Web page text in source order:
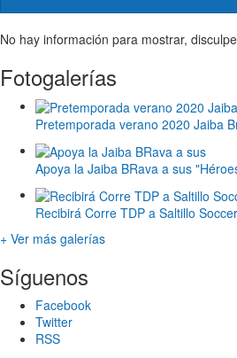
No hay información para mostrar,
Fotogalerías
Pretemporada verano 2020 Jaiba
Apoya la Jaiba BRava a sus
Recibirá Corre TDP a Saltillo Soccer
+ Ver más galerías
Síguenos
Facebook
Twitter
RSS